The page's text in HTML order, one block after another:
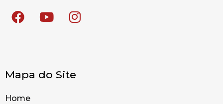
Mapa do Site
Home